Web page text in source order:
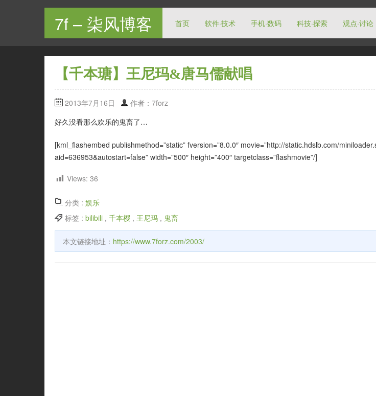
7f – 柒风博客 首页 软件·技术 手机·数码 科技·探索 观点·讨论
【千本瑭】王尼玛&唐马儒献唱
2013年7月16日 作者：7forz
好久没看那么欢乐的鬼畜了…
[kml_flashembed publishmethod=”static” fversion=”8.0.0″ movie=”http://static.hdslb.com/
aid=636953&autostart=false” width=”500″ height=”400″ targetclass=”flashmovie”/]
Views: 36
分类 : 娱乐
标签 : bilibili , 千本樱 , 王尼玛 , 鬼畜
本文链接地址： https://www.7forz.com/2003/